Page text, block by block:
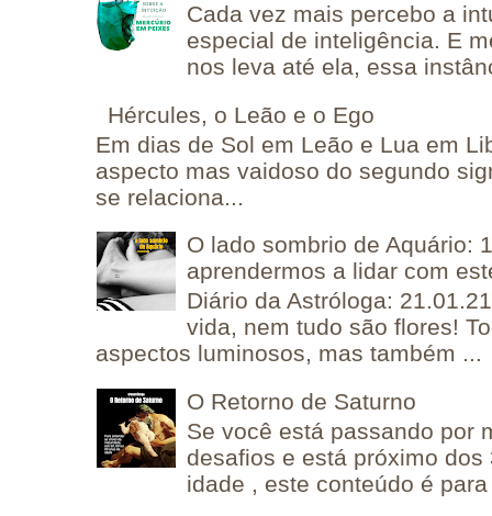
Cada vez mais percebo a
especial de inteligência. E
nos leva até ela, essa
Hércules, o Leão e o Ego
Em dias de Sol em Leão e Lua em
aspecto mas vaidoso do segundo
se relaciona...
O lado sombrio de Aquário:
aprendermos a lidar com
Diário da Astróloga:
vida, nem tudo são flores!
aspectos luminosos, mas também ...
O Retorno de Saturno
Se você está passando por
desafios e está próximo
idade , este conteúdo é